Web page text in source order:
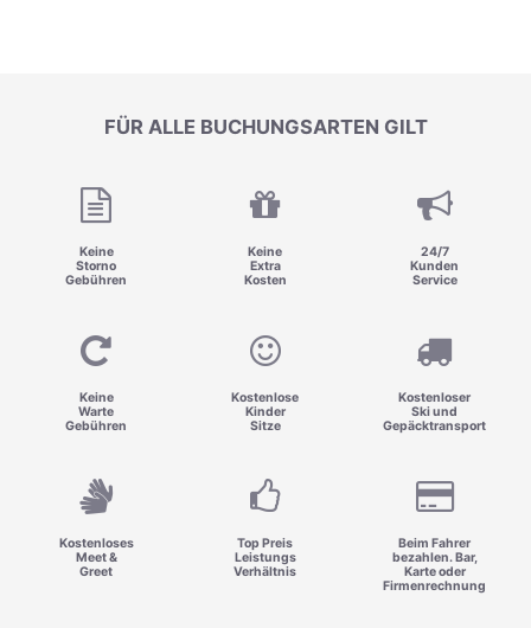
FÜR ALLE BUCHUNGSARTEN GILT
Keine
Storno
Gebühren
Keine
Extra
Kosten
24/7
Kunden
Service
Keine
Warte
Gebühren
Kostenlose
Kinder
Sitze
Kostenloser
Ski und
Gepäcktransport
Kostenloses
Meet &
Greet
Top Preis
Leistungs
Verhältnis
Beim Fahrer
bezahlen. Bar,
Karte oder
Firmenrechnung